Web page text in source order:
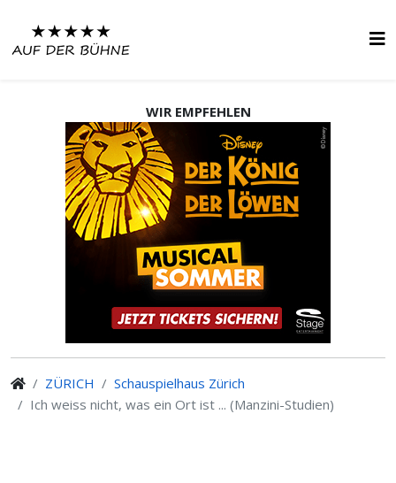
WIR EMPFEHLEN
ZÜRICH
Schauspielhaus Zürich
Ich weiss nicht, was ein Ort ist ... (Manzini-Studien)